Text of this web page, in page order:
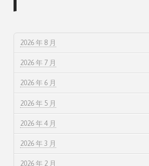
2026 年 8 月
2026 年 7 月
2026 年 6 月
2026 年 5 月
2026 年 4 月
2026 年 3 月
2026 年 2 月